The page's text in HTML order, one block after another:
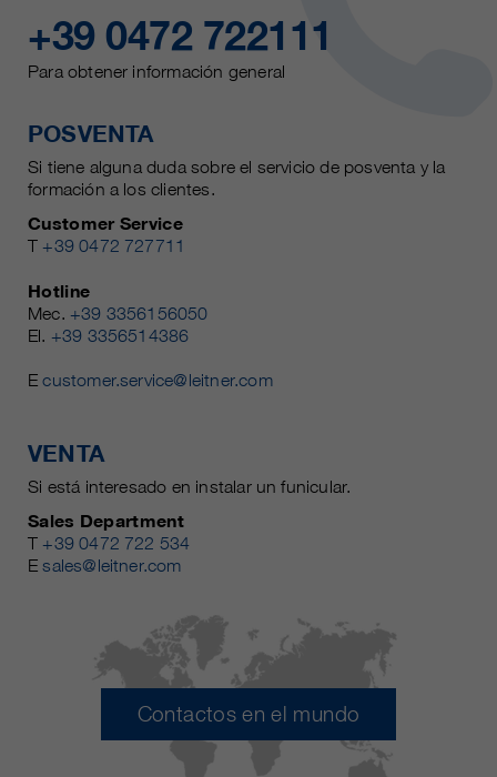
+39 0472 722111
Para obtener información general
POSVENTA
Si tiene alguna duda sobre el servicio de posventa y la
formación a los clientes.
Customer Service
T +39 0472 727711
Hotline
Mec. +39 3356156050
El. +39 3356514386
Ecustomer.service@leitner.com
VENTA
Si está interesado en instalar un funicular.
Sales Department
T +39 0472 722 534
Esales@leitner.com
Contactos en el mundo